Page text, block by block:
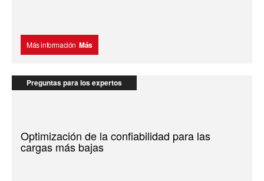
Más información Más
Preguntas para los expertos
Optimización de la confiabilidad para las
cargas más bajas